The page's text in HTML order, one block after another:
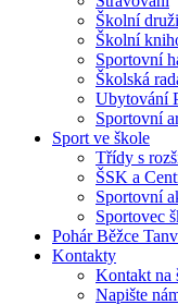
Školní
Školní
Sportovní
Školská
Ubytování
Sportovní
Sport ve škole
Třídy s
ŠSK a
Sportovní
Sportovec
Pohár Běžce
Kontakty
Kontakt na
Napište